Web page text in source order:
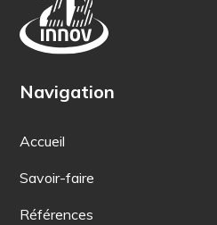
Navigation
Accueil
Savoir-faire
Références